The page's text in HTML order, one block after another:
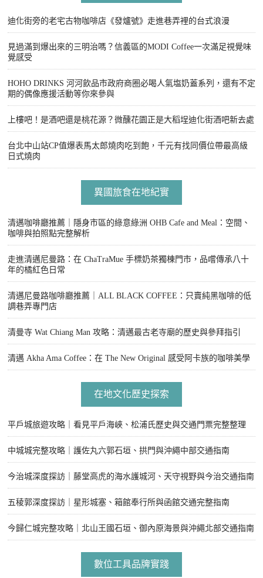
迪化街旁的老宅古物咖啡店《發爐號》走進巷弄裡的台式浪漫
見過滿到爆出來的三明治嗎？信義區的MODI Coffee一次滿足視覺味
覺感受
HOHO DRINKS 河河飲品市政府商圈必喝人氣塩奶蓋系列，還有不定
期的偶像應援活動等你來參與
上樓吧！是酒吧還是桃花源？微醺花園正是大稻埕迪化街酒吧新去處
台北中山站CP值爆表馬太郎燒肉吃到飽，千元有找同價位帶最高級
日式燒肉
異國旅食在地紀實
清邁咖啡廳推薦｜隱身市區的綠意綠洲 OHB Cafe and Meal：空間、
咖啡與拍照點完整解析
走進清邁尼曼路：在 ChaTraMue 手標奶茶獨棟門市，品嚐傳承八十
年的橘紅色日常
清邁尼曼路咖啡廳推薦｜ALL BLACK COFFEE：只賣純黑咖啡的低
調巷弄專門店
清曼寺 Wat Chiang Man 攻略：清邁最古老寺廟的歷史與參拜指引
清邁 Akha Ama Coffee：在 The New Original 感受阿卡族的咖啡美學
在地文化歷史探索
平戶城旅遊攻略｜看見平戶海峽、松浦氏歷史與交通門票完整整理
中城城完整攻略｜護佐丸六郭石垣、拱門與沖繩中部交通指南
今治城深度探訪｜藤堂高虎的海水護城河、天守視野與今治交通指南
五稜郭深度探訪｜星形城塞、箱館奉行所與函館交通完整指南
今歸仁城完整攻略｜北山王國石垣、御內原海景與沖繩北部交通指南
數位工具品牌實踐